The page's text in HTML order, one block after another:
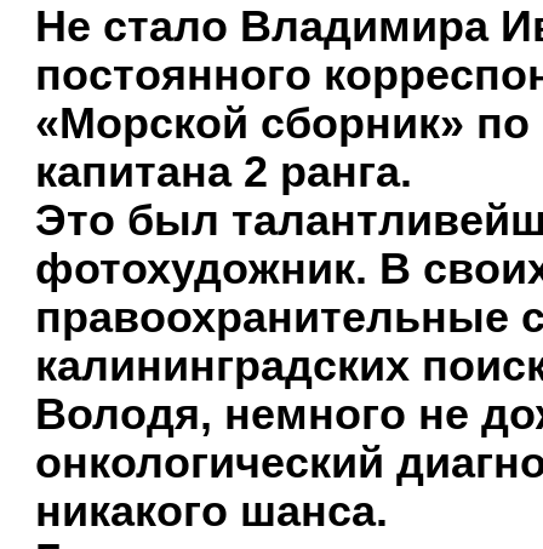
Не стало Владимира
постоянного
«Морской сборник»
капитана 2 ранга.
Это был
фотохудожник. В
правоохранительные
калининградских
Володя, немного не
онкологический
никакого шанса.